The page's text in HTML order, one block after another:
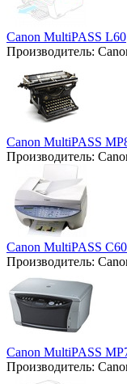
Canon MultiPASS L60
Производитель:
Canon MultiPASS
Производитель:
Canon MultiPASS
Производитель:
Canon MultiPASS
Производитель: